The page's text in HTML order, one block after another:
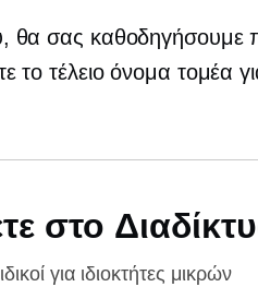
θα σας
το τέλειο όνομα τομέα
στο
για ιδιοκτήτες μικρών